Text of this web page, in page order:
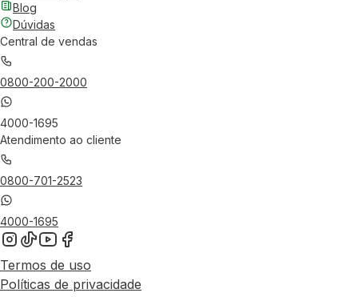
Blog
Dúvidas
Central de vendas
0800-200-2000
4000-1695
Atendimento ao cliente
0800-701-2523
4000-1695
Termos de uso
Políticas de privacidade